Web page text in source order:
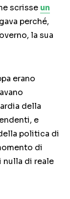
scrisse un
perché,
la sua
erano
della
e
politica di
di
nulla di reale